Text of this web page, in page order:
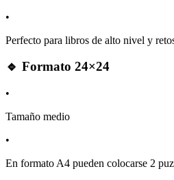
•
Perfecto para libros de alto nivel y
🔹 Formato 24×24
•
Tamaño medio
•
En formato A4 pueden colocarse 2